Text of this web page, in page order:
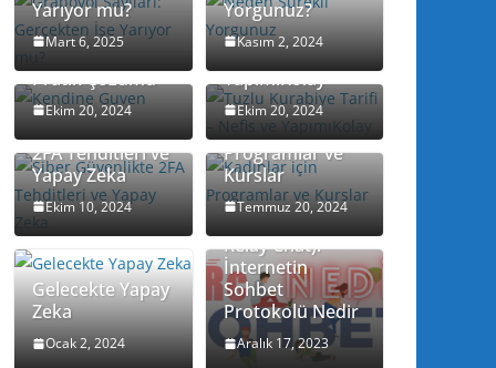
Yarıyor mu?
Mart 6, 2025
Yorgunuz?
Kasım 2, 2024
Kendine Güven
Artırmanın 7
Pratik Çözümü
Ekim 20, 2024
Tuzlu Kurabiye
Tarifi – Nefis ve
YapımıKolay
Ekim 20, 2024
2FA Tehditleri ve
Yapay Zeka
Ekim 10, 2024
Kadınlar için
Programlar ve
Kurslar
Temmuz 20, 2024
Gelecekte Yapay
Zeka
Ocak 2, 2024
IRC (Internet
Relay Chat):
İnternetin
Sohbet
Protokolü Nedir
Aralık 17, 2023